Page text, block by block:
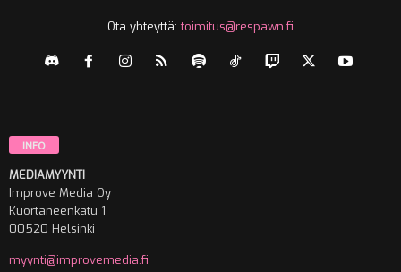
Ota yhteyttä:toimitus@respawn.fi
INFO
MEDIAMYYNTI
Improve Media Oy
Kuortaneenkatu 1
00520 Helsinki
myynti@improvemedia.fi